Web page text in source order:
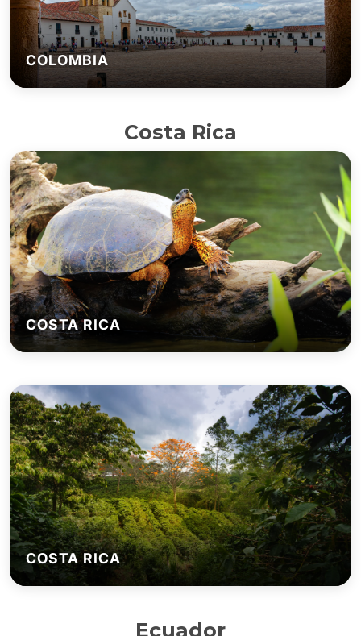
COLOMBIA
Costa Rica
COSTA RICA
COSTA RICA
Ecuador